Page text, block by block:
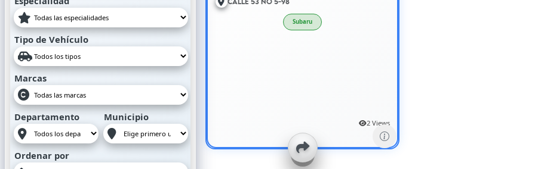
Tipo de Vehículo
Marcas
Departamento Municipio
Ordenar por
Subaru
2 Views